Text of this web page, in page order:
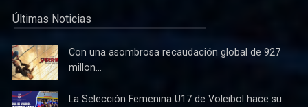
Últimas Noticias
Con una asombrosa recaudación global de 927
millon...
La Selección Femenina U17 de Voleibol hace su